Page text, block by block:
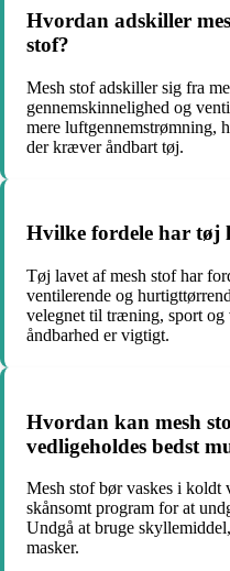
Hvordan adskiller
stof?
Mesh stof adskiller sig fra
gennemskinnelighed og
mere luftgennemstrømning,
der kræver åndbart tøj.
Hvilke fordele har tøj
Tøj lavet af mesh stof har
ventilerende og
velegnet til træning, sport
åndbarhed er vigtigt.
Hvordan kan mesh
vedligeholdes bedst
Mesh stof bør vaskes i koldt
skånsomt program for at
Undgå at bruge
masker.